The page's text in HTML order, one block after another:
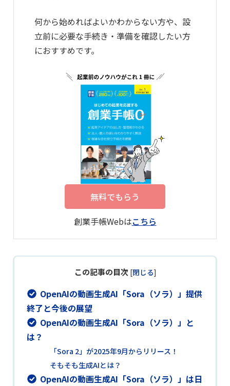
何から始めればよいかわからない方や、設
立前に必要な手続き・準備を確認したい方
におすすめです。
無料でもらう
創業手帳Webはこちら
この記事の目次 [閉じる]
OpenAIの動画生成AI「Sora（ソラ）」提供
終了と今後の展望
OpenAIの動画生成AI「Sora（ソラ）」と
は？
「Sora 2」が2025年9月からリリース！
そもそも生成AIとは？
OpenAIの動画生成AI「Sora（ソラ）」は日